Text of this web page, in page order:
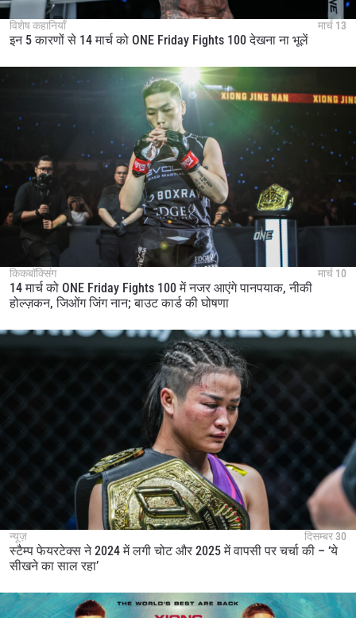
विशेष कहानियाँ मार्च 13
इन 5 कारणों से 14 मार्च को ONE Friday Fights 100 देखना ना भूलें
किकबॉक्सिंग मार्च 10
14 मार्च को ONE Friday Fights 100 में नजर आएंगे पानपयाक, नीकी
होल्ज़कन, जिओंग जिंग नान; बाउट कार्ड की घोषणा
न्यूज़ दिसम्बर 30
स्टैम्प फेयरटेक्स ने 2024 में लगी चोट और 2025 में वापसी पर चर्चा की – ‘ये
सीखने का साल रहा’